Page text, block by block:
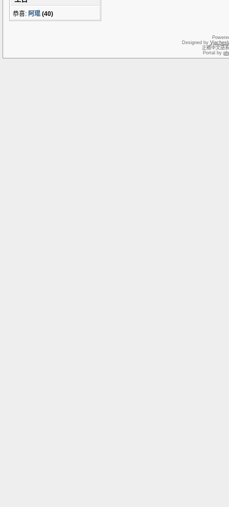
恭喜: 阿琨 (40)
Designed by
正體中文語
Portal by